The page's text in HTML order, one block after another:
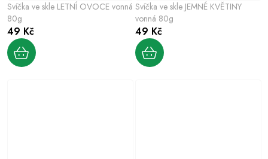
Svíčka ve skle LETNÍ OVOCE vonná
80g
49 Kč
Svíčka ve skle JEMNÉ KVĚTINY
vonná 80g
49 Kč